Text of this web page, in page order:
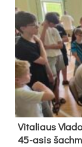
Vi­ta­liaus
45-asis